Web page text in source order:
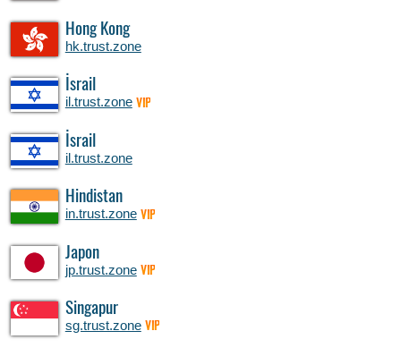
Hong Kong
hk.trust.zone
İsrail
il.trust.zone VIP
İsrail
il.trust.zone
Hindistan
in.trust.zone VIP
Japon
jp.trust.zone VIP
Singapur
sg.trust.zone VIP